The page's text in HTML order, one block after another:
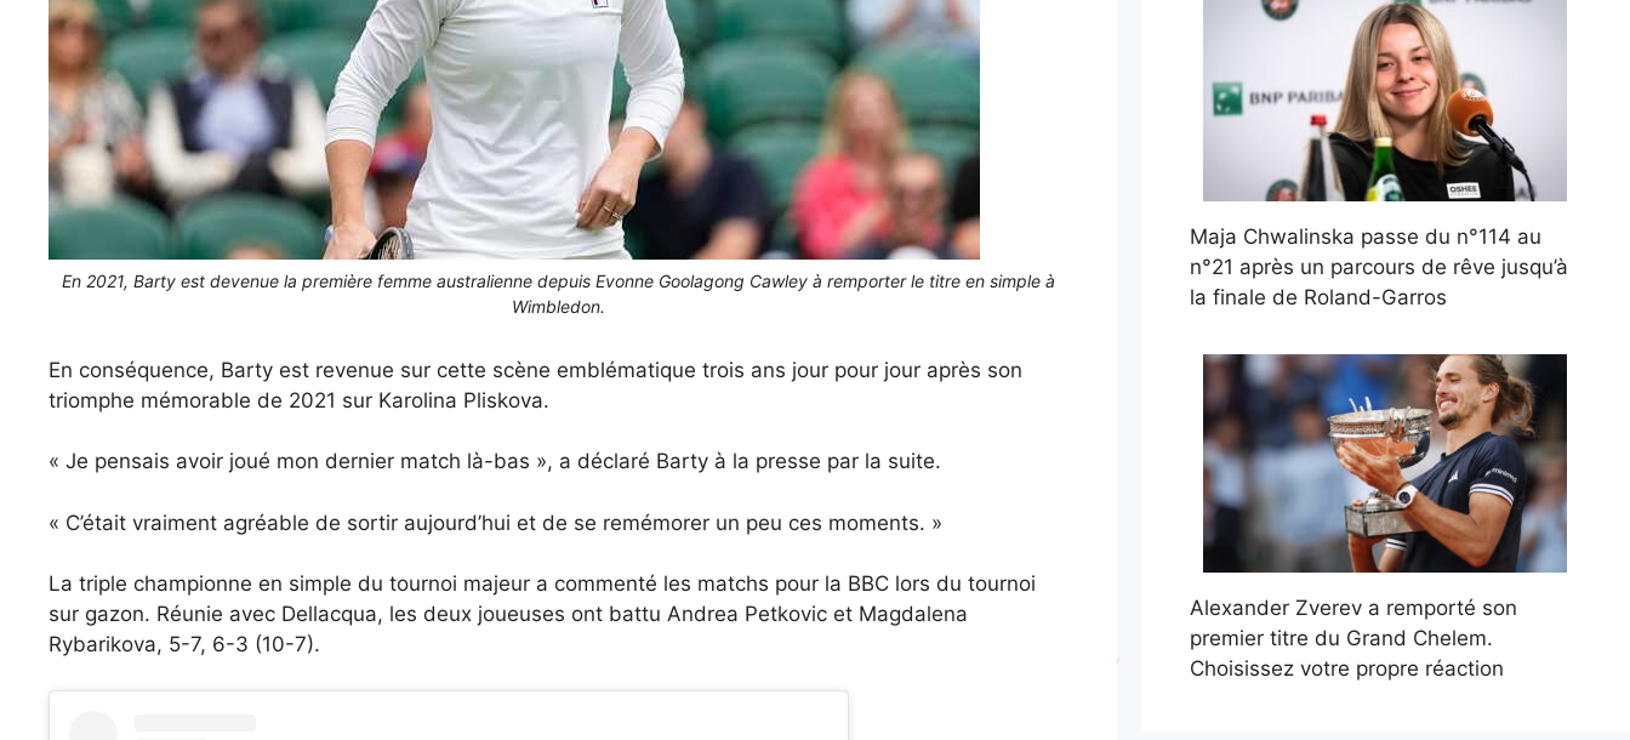
En 2021, Barty est devenue la première femme australienne depuis Evonne Goolagong Cawley à remporter le titre en simple à
Wimbledon.
En conséquence, Barty est revenue sur cette scène emblématique trois ans jour pour jour après son
triomphe mémorable de 2021 sur Karolina Pliskova.
« Je pensais avoir joué mon dernier match là-bas », a déclaré Barty à la presse par la suite.
« C’était vraiment agréable de sortir aujourd’hui et de se remémorer un peu ces moments. »
La triple championne en simple du tournoi majeur a commenté les matchs pour la BBC lors du tournoi
sur gazon. Réunie avec Dellacqua, les deux joueuses ont battu Andrea Petkovic et Magdalena
Rybarikova, 5-7, 6-3 (10-7).
Maja Chwalinska passe du n°114 au
n°21 après un parcours de rêve jusqu’à
la finale de Roland-Garros
Alexander Zverev a remporté son
premier titre du Grand Chelem.
Choisissez votre propre réaction